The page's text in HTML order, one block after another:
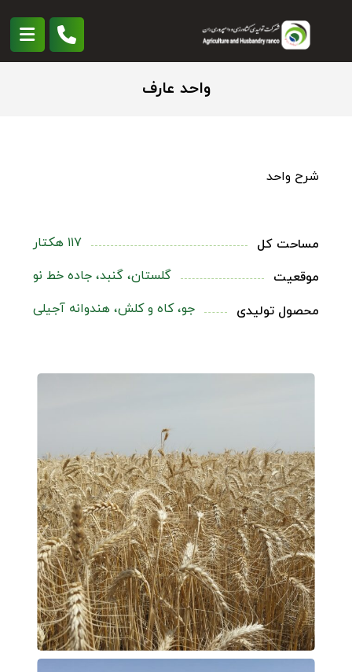
واحد عارف
شرح واحد
مساحت کل ۱۱۷ هکتار
موقعیت گلستان، گنبد، جاده خط نو
محصول تولیدی جو، کاه و کلش، هندوانه آجیلی